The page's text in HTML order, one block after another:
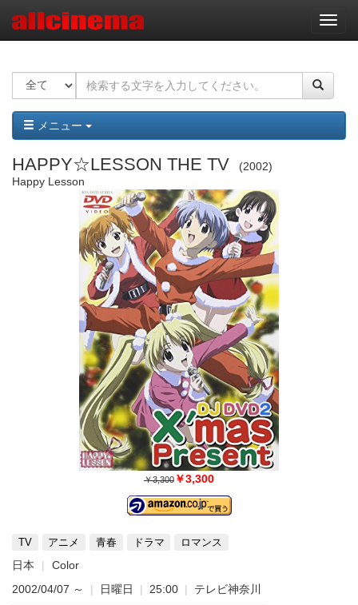
ナ
ビ
ー
ョ
ン
メニュー
HAPPY☆LESSON THE TV
2002
Happy Lesson
￥3,300 ￥3,300
TV アニメ 青春 ドラマ ロマンス
日本
Color
2002/04/07 ～ | 日曜日 | 25:00 | テレビ神奈川